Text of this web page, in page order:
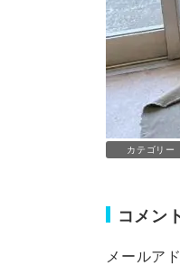
カテゴリー
コメン
メールア